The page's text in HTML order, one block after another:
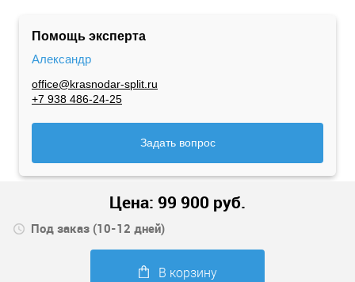
Помощь эксперта
Александр
office@krasnodar-split.ru
+7 938 486-24-25
Задать вопрос
Цена: 99 900 руб.
Под заказ (10-12 дней)
В корзину